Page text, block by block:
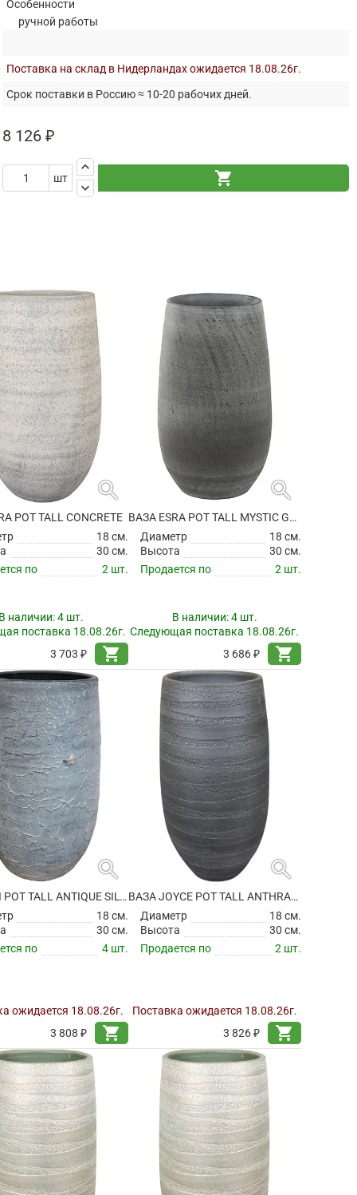
Особенности
ручной работы
Поставка на склад в Нидерландах ожидается 18.08.26г.
Срок поставки в Россию ≈ 10-20 рабочих дней.
8 126 ₽
шт
keyboard_arrow_up
keyboard_arrow_down
shopping_cart
search
POT TALL CONCRETE
18 см.
30 см.
по
2 шт.
наличии:4 шт.
поставка 18.08.26г.
3 703 ₽
shopping_cart
search
ВАЗА ESRA POT TALL MYSTIC GREY
Диаметр
18 см.
Высота
30 см.
Продается по
2 шт.
В наличии:4 шт.
Следующая поставка 18.08.26г.
3 686 ₽
shopping_cart
search
ВАЗА EVI POT TALL ANTIQUE SILVER
18 см.
30 см.
по
4 шт.
ожидается 18.08.26г.
3 808 ₽
shopping_cart
search
ВАЗА JOYCE POT TALL ANTHRACITE
Диаметр
18 см.
Высота
30 см.
Продается по
2 шт.
Поставка ожидается 18.08.26г.
3 826 ₽
shopping_cart